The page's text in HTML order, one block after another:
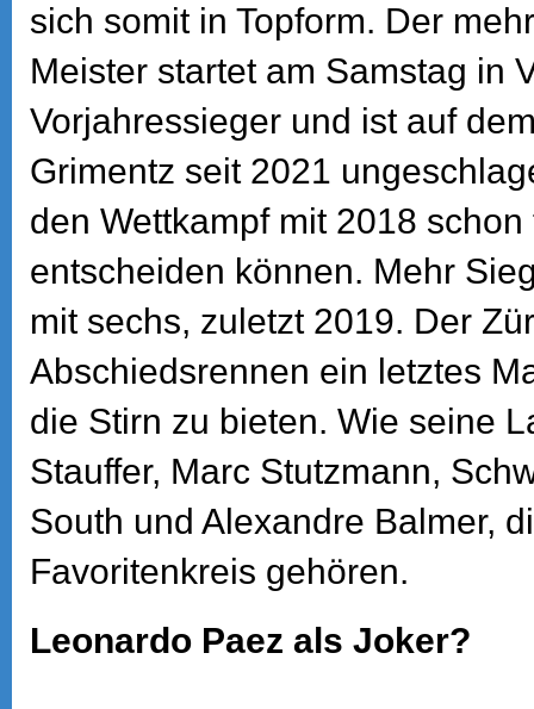
sich somit in Topform. Der
Meister startet am Samstag in
Vorjahressieger und ist auf
Grimentz seit 2021
den Wettkampf mit 2018
entscheiden können. Mehr
mit sechs, zuletzt 2019. Der
Abschiedsrennen ein letztes
die Stirn zu bieten. Wie seine
Stauffer, Marc Stutzmann,
South und Alexandre Balmer,
Favoritenkreis gehören.
Leonardo Paez als Joker?